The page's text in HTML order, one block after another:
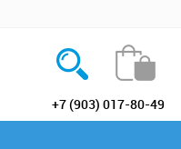
+7 (903) 017-80-49